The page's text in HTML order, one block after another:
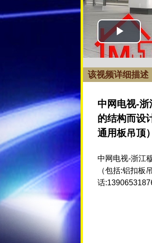
该视频详细描述
中网电视-
的结构而设
通用板吊顶
中网电视-浙江
（包括:铝扣板
话